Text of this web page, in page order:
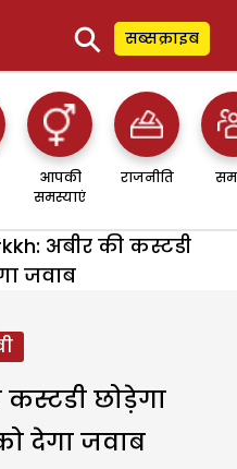
⚲ सब्सक्राइब
आपकी
समस्याएं
राजनीति
अबीर की कस्टडी
जवाब
छोड़ेगा
देगा जवाब